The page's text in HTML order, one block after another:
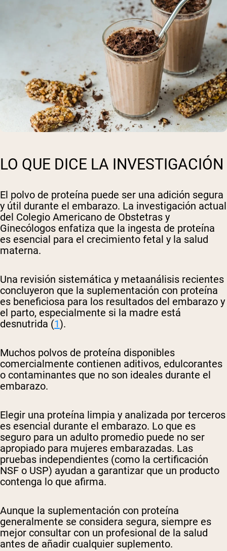
LO QUE DICE LA INVESTIGACIÓN
El polvo de proteína puede ser una adición segura
y útil durante el embarazo. La investigación actual
del Colegio Americano de Obstetras y
Ginecólogos enfatiza que la ingesta de proteína
es esencial para el crecimiento fetal y la salud
materna.
Una revisión sistemática y metaanálisis recientes
concluyeron que la suplementación con proteína
es beneficiosa para los resultados del embarazo y
el parto, especialmente si la madre está
desnutrida (1).
Muchos polvos de proteína disponibles
comercialmente contienen aditivos, edulcorantes
o contaminantes que no son ideales durante el
embarazo.
Elegir una proteína limpia y analizada por terceros
es esencial durante el embarazo. Lo que es
seguro para un adulto promedio puede no ser
apropiado para mujeres embarazadas. Las
pruebas independientes (como la certificación
NSF o USP) ayudan a garantizar que un producto
contenga lo que afirma.
Aunque la suplementación con proteína
generalmente se considera segura, siempre es
mejor consultar con un profesional de la salud
antes de añadir cualquier suplemento.